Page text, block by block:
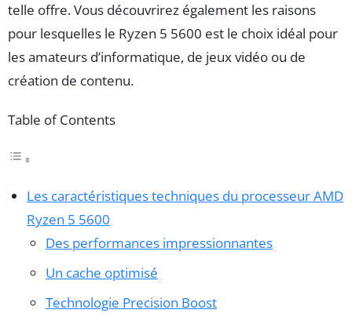
telle offre. Vous découvrirez également les raisons
pour lesquelles le Ryzen 5 5600 est le choix idéal pour
les amateurs d’informatique, de jeux vidéo ou de
création de contenu.
Table of Contents
Les caractéristiques techniques du processeur AMD
Ryzen 5 5600
Des performances impressionnantes
Un cache optimisé
Technologie Precision Boost